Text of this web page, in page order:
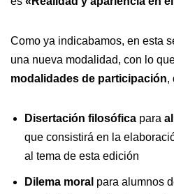
Como ya indicabamos, en esta
una nueva modalidad, con lo
modalidades de participación,
Disertación filosófica para
que consistirá en la
al tema de esta edición
Dilema moral para alumnos